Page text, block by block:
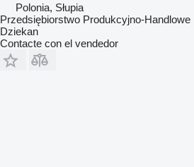
Polonia, Słupia
Przedsiębiorstwo Produkcyjno-
Dziekan
Contacte con el vendedor